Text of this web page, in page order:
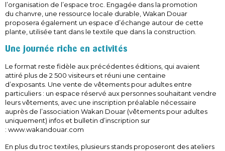
l’organisation de l’espace troc. Engagée dans la promotion
du chanvre, une ressource locale durable, Wakan Douar
proposera également un espace d’échange autour de cette
plante, utilisée tant dans le textile que dans la construction.
Une journée riche en activités
Le format reste fidèle aux précédentes éditions, qui avaient
attiré plus de 2 500 visiteurs et réuni une centaine
d’exposants. Une vente de vêtements pour adultes entre
particuliers : un espace réservé aux personnes souhaitant vendre
leurs vêtements, avec une inscription préalable nécessaire
auprès de l’association Wakan Douar (vêtements pour adultes
uniquement) infos et bulletin d’inscription sur
: www.wakandouar.com
En plus du troc textiles, plusieurs stands proposeront des ateliers